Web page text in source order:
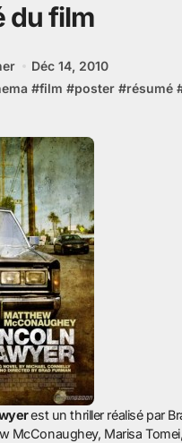
du film
Déc 14, 2010
#film #poster #résumé
est un thriller réalisé par
McConaughey, Marisa